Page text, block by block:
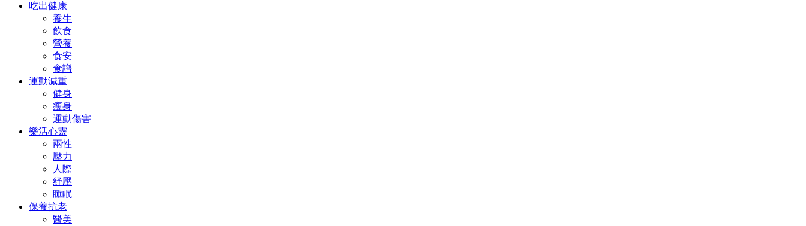
吃出健康
養生
飲食
營養
食安
食譜
運動減重
健身
瘦身
運動傷害
樂活心靈
兩性
壓力
人際
紓壓
睡眠
保養抗老
醫美